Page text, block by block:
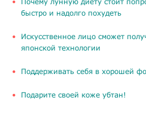
быстро и надолго похудеть
Искусственное лицо сможет
японской технологии
Поддерживать себя в хорошей
Подарите своей коже убтан!